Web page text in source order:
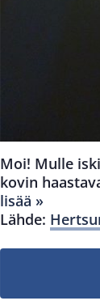
Moi! Mulle
kovin
lisää »
Lähde: